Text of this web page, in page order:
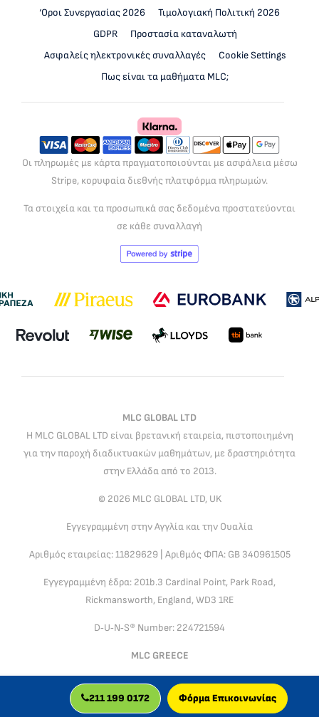
‘Οροι Συνεργασίας 2026
Τιμολογιακή Πολιτική 2026
GDPR
Προστασία καταναλωτή
Ασφαλείς ηλεκτρονικές συναλλαγές
Cookie Settings
Πως είναι τα μαθήματα MLC;
Οι πληρωμές με κάρτα πραγματοποιούνται με ασφάλεια μέσω
Stripe, κορυφαία διεθνής πλατφόρμα πληρωμών.
Τα στοιχεία και τα προσωπικά σας δεδομένα προστατεύονται
σε κάθε συναλλαγή
MLC GLOBAL LTD
Η MLC GLOBAL LTD είναι βρετανική εταιρεία, πιστοποιημένη
για την παροχή διαδικτυακών μαθημάτων, με δραστηριότητα
στην Ελλάδα από το 2013.
© 2026 MLC GLOBAL LTD, UK
Εγγεγραμμένη στην Αγγλία και την Ουαλία
Αριθμός εταιρείας: 11829629 | Αριθμός ΦΠΑ: GB 340961505
Εγγεγραμμένη έδρα: 201b.3 Cardinal Point, Park Road,
Rickmansworth, England, WD3 1RE
D‑U‑N‑S® Number: 224721594
MLC GREECE
Νόμιμη Εκπρόσωπος της MLC GLOBAL LTD στην Ελλάδα και την
Κύπρο: Ελευθερία Γερολυμάτου (MLC GREECE)
211 199 0172 Φόρμα Επικοινωνίας